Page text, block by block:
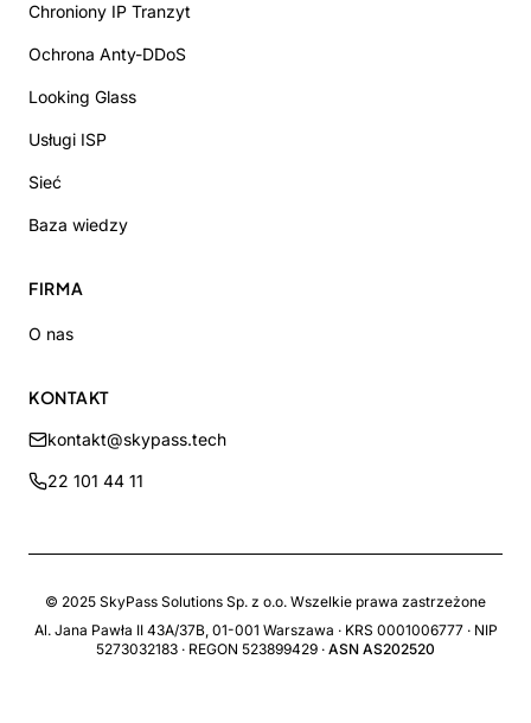
Chroniony IP Tranzyt
Ochrona Anty-DDoS
Looking Glass
Usługi ISP
Sieć
Baza wiedzy
FIRMA
O nas
KONTAKT
kontakt@skypass.tech
22 101 44 11
© 2025 SkyPass Solutions Sp. z o.o. Wszelkie prawa zastrzeżone
Al. Jana Pawła II 43A/37B, 01-001 Warszawa · KRS 0001006777 · NIP
5273032183 · REGON 523899429 · ASN AS202520